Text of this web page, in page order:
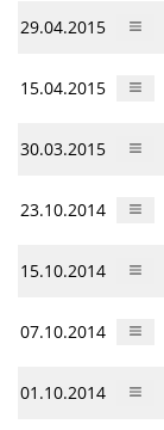
29.04.2015
15.04.2015
30.03.2015
23.10.2014
15.10.2014
07.10.2014
01.10.2014